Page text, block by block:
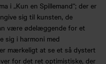
i „Kun en Spillemand“; der er
sig til kunsten, de
være ødelæggende for et
sig i harmoni med
mærkeligt at se et så dystert
for det ret optimistiske, der